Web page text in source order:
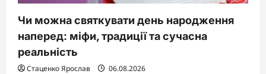
Чи можна святкувати день народження
наперед: міфи, традиції та сучасна
реальність
Стаценко Ярослав 06.08.2026